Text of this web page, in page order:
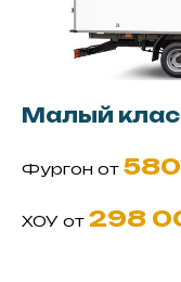
Малый
Фургон от
ХОУ от 298